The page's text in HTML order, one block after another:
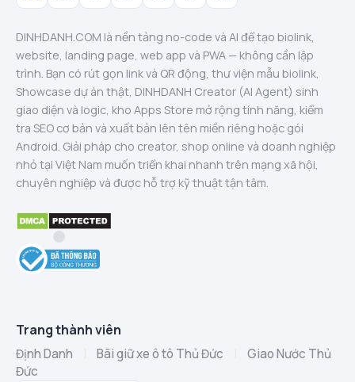
DINHDANH.COM là nền tảng no-code và AI để tạo biolink,
website, landing page, web app và PWA — không cần lập
trình. Bạn có rút gọn link và QR động, thư viện mẫu biolink,
Showcase dự án thật, DINHDANH Creator (AI Agent) sinh
giao diện và logic, kho Apps Store mở rộng tính năng, kiểm
tra SEO cơ bản và xuất bản lên tên miền riêng hoặc gói
Android. Giải pháp cho creator, shop online và doanh nghiệp
nhỏ tại Việt Nam muốn triển khai nhanh trên mạng xã hội,
chuyên nghiệp và được hỗ trợ kỹ thuật tận tâm.
Trang thành viên
Định Danh Bãi giữ xe ô tô Thủ Đức
Giao Nước Thủ
Đức